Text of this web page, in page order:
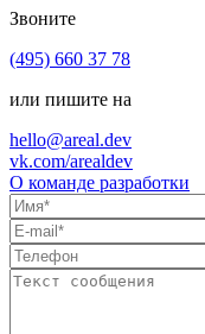
Звоните
(495) 660 37 78
или пишите на
hello@areal.dev
vk.com/arealdev
О команде разработки